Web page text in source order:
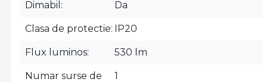
Dimabil Da
Clasa de protectie IP20
Flux luminos 530 lm
Numar surse de
1